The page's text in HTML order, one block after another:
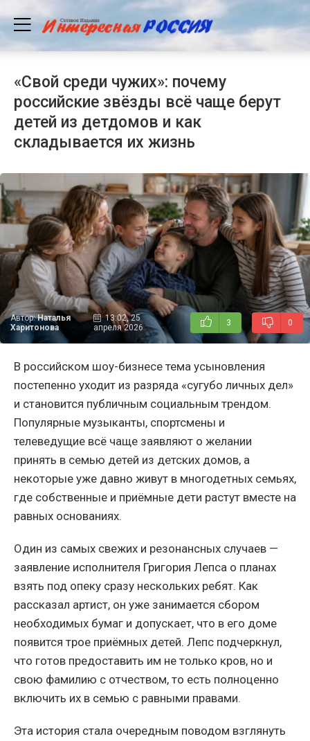
«Свой среди чужих»: почему
российские звёзды всё чаще берут
детей из детдомов и как
складывается их жизнь
Автор:Наталья
Харитонова
13:02, 25
апреля 2026
3 0
В российском шоу-бизнесе тема усыновления
постепенно уходит из разряда «сугубо личных дел»
и становится публичным социальным трендом.
Популярные музыканты, спортсмены и
телеведущие всё чаще заявляют о желании
принять в семью детей из детских домов, а
некоторые уже давно живут в многодетных семьях,
где собственные и приёмные дети растут вместе на
равных основаниях.
Один из самых свежих и резонансных случаев —
заявление исполнителя Григория Лепса о планах
взять под опеку сразу нескольких ребят. Как
рассказал артист, он уже занимается сбором
необходимых бумаг и допускает, что в его доме
появится трое приёмных детей. Лепс подчеркнул,
что готов предоставить им не только кров, но и
свою фамилию с отчеством, то есть полноценно
включить их в семью с равными правами.
Эта история стала очередным поводом взглянуть